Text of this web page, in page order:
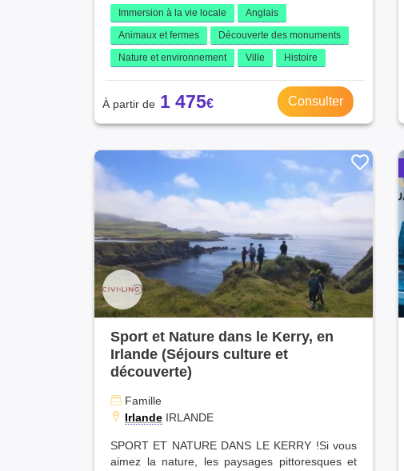
Immersion à la vie locale
Anglais
Animaux et fermes
Découverte des monuments
Nature et environnement
Ville Histoire
1 475 Consulter
Sport et Nature dans le Kerry, en
Irlande (Séjours culture et
découverte)
Famille
Irlande IRLANDE
SPORT ET NATURE DANS LE KERRY !Si vous
aimez la nature, les paysages pittoresques et